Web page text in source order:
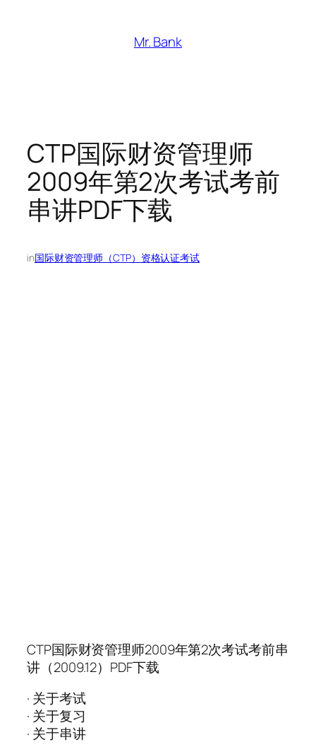
Mr. Bank
CTP国际财资管理师
2009年第2次考试考前
串讲PDF下载
in国际财资管理师（CTP）资格认证考试
CTP国际财资管理师2009年第2次考试考前串
讲（2009.12）PDF下载
· 关于考试
· 关于复习
· 关于串讲